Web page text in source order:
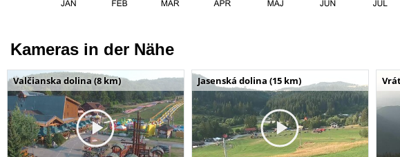
Kameras in der Nähe
Valčianska dolina (8 km) Jasenská dolina (15 km)